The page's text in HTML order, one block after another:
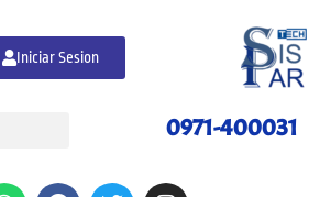
Iniciar Sesion
0971-400031